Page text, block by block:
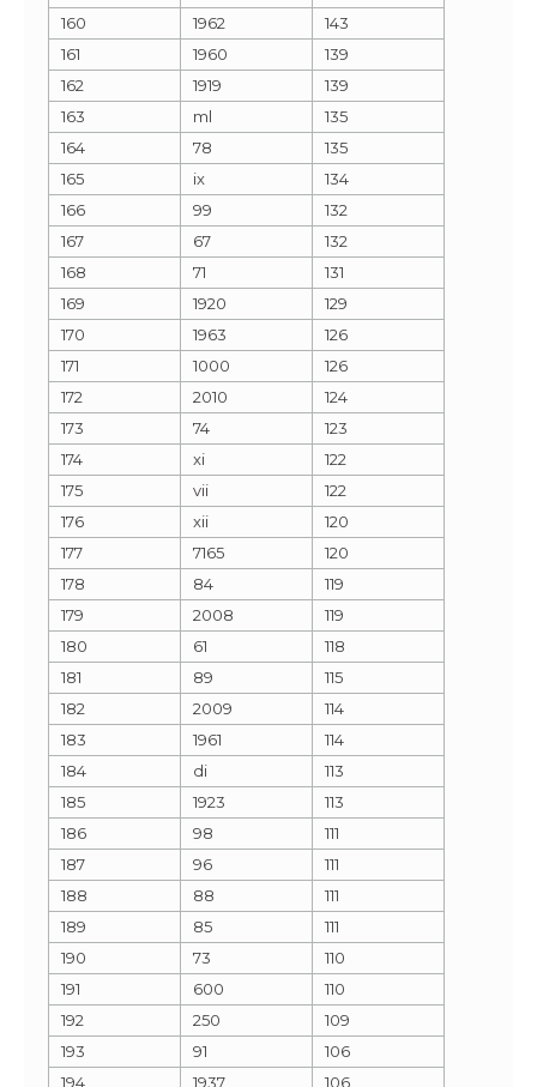
160
1962
143
161
1960
139
162
1919
139
163
ml
135
164
78
135
165
ix
134
166
99
132
167
67
132
168
71
131
169
1920
129
170
1963
126
171
1000
126
172
2010
124
173
74
123
174
xi
122
175
vii
122
176
xii
120
177
7165
120
178
84
119
179
2008
119
180
61
118
181
89
115
182
2009
114
183
1961
114
184
di
113
185
1923
113
186
98
111
187
96
111
188
88
111
189
85
111
190
73
110
191
600
110
192
250
109
193
91
106
194
1937 106